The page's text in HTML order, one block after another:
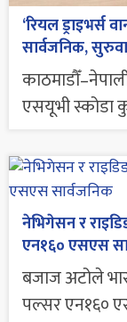
‘रियल ड्राइभर्स
सार्वजनिक,
एसयूभी स्कोडा
नेभिगेसन र
एन१६० एसएस
बजाज अटोले
पल्सर एन१६०